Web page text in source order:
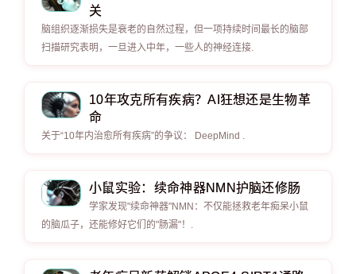
关
脑组织逐渐损失是衰老的自然过程，但一项持续时间最长的脑部
扫描研究表明，一旦进入中年，一些人的神经连接.
10年攻克所有疾病？AI狂想还是生物革
命
关于“10年内治愈所有疾病”的争议： DeepMind .
小鼠实验：续命神器NMN护脑还修肠
学家发现"续命神器"NMN：不仅能拯救老年痴呆小鼠
的脑瓜子，还能修好它们的"肠漏"！.